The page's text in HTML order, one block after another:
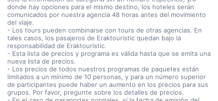
donde hay opciones para el mismo destino, los hoteles serán
comunicados por nuestra agencia 48 horas antes del movimiento
del viaje.
- Los tours pueden combinarse con tours de otras agencias. En
tales casos, los pasajeros de Eraktouristic quedan bajo la
responsabilidad de Eraktouristic.
- Esta lista de precios y programa es válida hasta que se emita una
nueva lista de precios.
- Los precios de todos nuestros programas de paquetes están
limitados a un mínimo de 10 personas, y para un número superior
de participantes puede haber un aumento en los precios para sus
grupos. Por favor, pregunte sobre los detalles de precios.